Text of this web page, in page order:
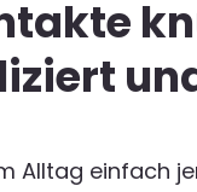
Alltag einfach